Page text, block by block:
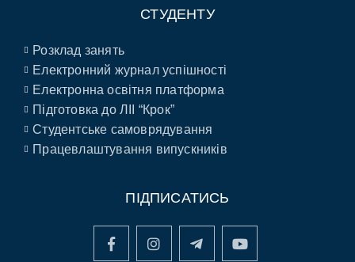
СТУДЕНТУ
Розклад занять
Електронний журнал успішності
Електронна освітня платформа
Підготовка до ЛІІ “Крок”
Студентське самоврядування
Працевлаштування випускників
ПІДПИСАТИСЬ